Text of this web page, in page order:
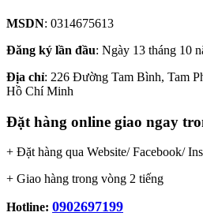
MSDN: 0314675613
Đăng ký lần đầu: Ngày 13 tháng 10
Địa chỉ: 226 Đường Tam Bình, Tam
Hồ Chí Minh
Đặt hàng online giao ngay
+ Đặt hàng qua Website/ Facebook/
+ Giao hàng trong vòng 2 tiếng
Hotline: 0902697199